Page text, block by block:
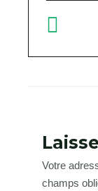
Votre
champs